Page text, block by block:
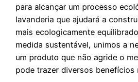
para alcançar um processo
lavanderia que ajudará a
mais ecologicamente
medida sustentável, unimos a
um produto que não agride o
pode trazer diversos benefícios